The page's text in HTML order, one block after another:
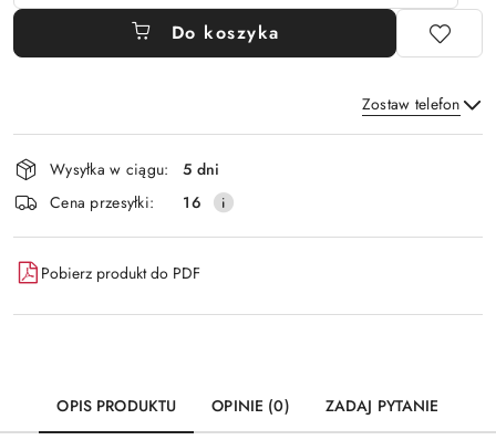
Do koszyka
Zostaw telefon
Wyślij
Dostępność
i
dostawa
Wysyłka w ciągu:
5 dni
Cena przesyłki:
16
Pobierz produkt do PDF
OPIS PRODUKTU OPINIE (0) ZADAJ PYTANIE